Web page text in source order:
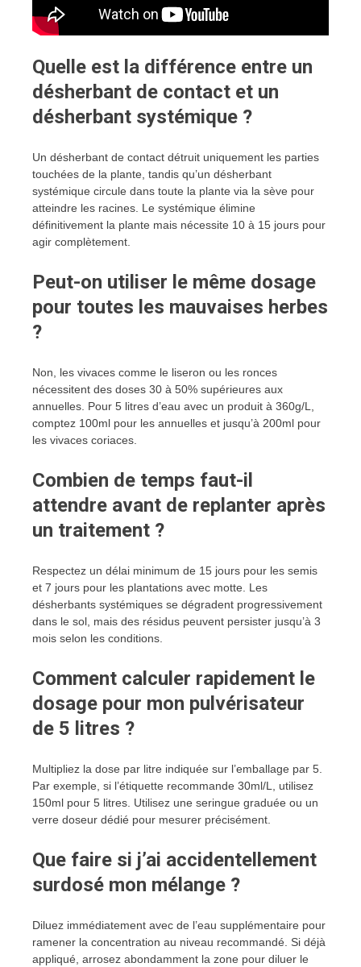
Quelle est la différence entre un
désherbant de contact et un
désherbant systémique ?
Un désherbant de contact détruit uniquement les parties
touchées de la plante, tandis qu’un désherbant
systémique circule dans toute la plante via la sève pour
atteindre les racines. Le systémique élimine
définitivement la plante mais nécessite 10 à 15 jours pour
agir complètement.
Peut-on utiliser le même dosage
pour toutes les mauvaises herbes
?
Non, les vivaces comme le liseron ou les ronces
nécessitent des doses 30 à 50% supérieures aux
annuelles. Pour 5 litres d’eau avec un produit à 360g/L,
comptez 100ml pour les annuelles et jusqu’à 200ml pour
les vivaces coriaces.
Combien de temps faut-il
attendre avant de replanter après
un traitement ?
Respectez un délai minimum de 15 jours pour les semis
et 7 jours pour les plantations avec motte. Les
désherbants systémiques se dégradent progressivement
dans le sol, mais des résidus peuvent persister jusqu’à 3
mois selon les conditions.
Comment calculer rapidement le
dosage pour mon pulvérisateur
de 5 litres ?
Multipliez la dose par litre indiquée sur l’emballage par 5.
Par exemple, si l’étiquette recommande 30ml/L, utilisez
150ml pour 5 litres. Utilisez une seringue graduée ou un
verre doseur dédié pour mesurer précisément.
Que faire si j’ai accidentellement
surdosé mon mélange ?
Diluez immédiatement avec de l’eau supplémentaire pour
ramener la concentration au niveau recommandé. Si déjà
appliqué, arrosez abondamment la zone pour diluer le